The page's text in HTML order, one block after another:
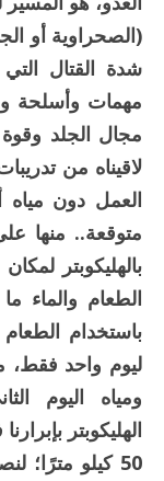
(الصحراوية أو
شدة القتال
مهمات وأسلحة
مجال الجلد
لاقيناه من
العمل دون مياه
متوقعة.. منها
بالهليكوبتر
الطعام والماء
ليوم واحد فقط،
ومياه اليوم
50 كيلو مترًا؛